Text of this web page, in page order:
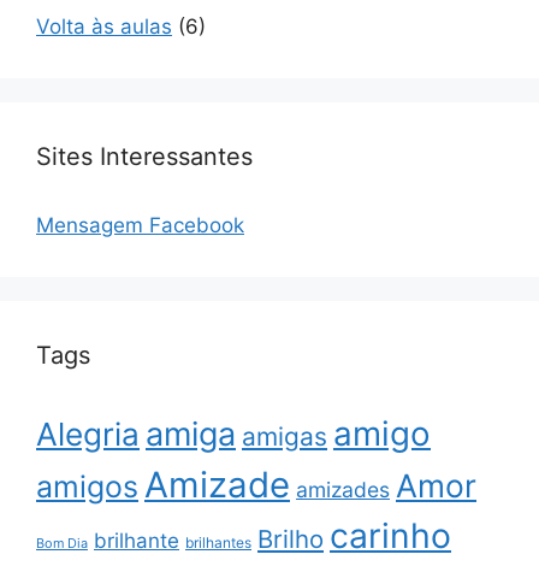
Volta às aulas (6)
Sites Interessantes
Mensagem Facebook
Tags
Alegria amiga amigas amigo
amigos Amizade amizades Amor
Bom Dia brilhante brilhantes Brilho carinho